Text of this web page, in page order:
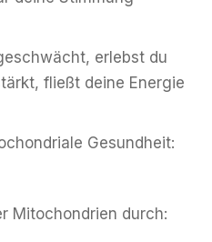
erlebst du
fließt deine Energie
Gesundheit:
Mitochondrien durch: